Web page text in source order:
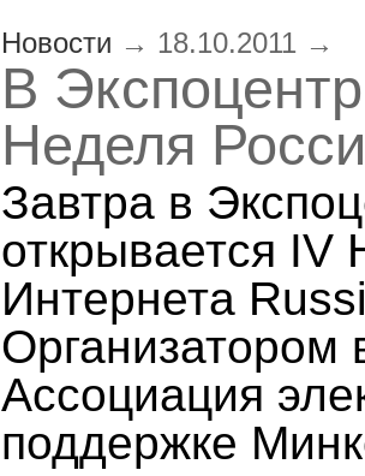
Новости → 18.10.2011 →
В
Неделя
Завтра в
открывается IV
Интернета
Организатором
Ассоциация
поддержке